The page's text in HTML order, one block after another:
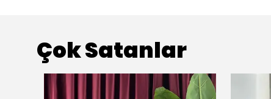
Çok Satanlar